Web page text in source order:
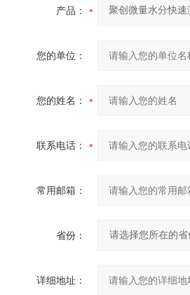
产品：
您的单位：
您的姓名：
联系电话：
常用邮箱：
省份：
详细地址：